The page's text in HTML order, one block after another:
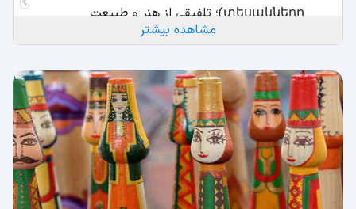
տեսակները)؛ تلفیقی از هنر و طبیعت
عروسک (տիկնիկ)؛ نمادهایی از مردان و زنان
ارمنی
پیکسل یا مگنت (Պիքսել կամ մագնիս)؛
سوغاتی باسلیقه خودتان!
مدال تیگران کبیر (Տիգրան Մեծ շքանշան)؛
نماد قدرت و تاریخ پربار ارمنستان
صنایع‌دستی سفالی (Կավագործության
مشاهده بیشتر